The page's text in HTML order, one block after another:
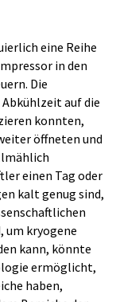
eine Reihe
in den
Die
Abkühlzeit auf die
konnten,
öffneten und
einen Tag oder
kalt genug sind,
um kryogene
kann, könnte
ermöglicht,
haben,